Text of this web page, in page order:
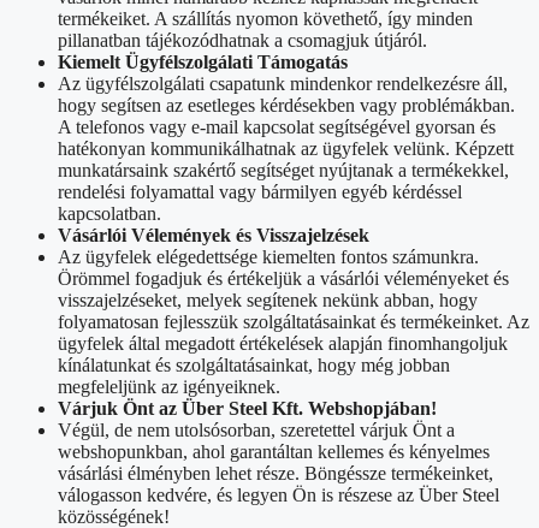
termékeiket. A szállítás nyomon követhető, így minden
pillanatban tájékozódhatnak a csomagjuk útjáról.
Kiemelt Ügyfélszolgálati Támogatás
Az ügyfélszolgálati csapatunk mindenkor rendelkezésre áll,
hogy segítsen az esetleges kérdésekben vagy problémákban.
A telefonos vagy e-mail kapcsolat segítségével gyorsan és
hatékonyan kommunikálhatnak az ügyfelek velünk. Képzett
munkatársaink szakértő segítséget nyújtanak a termékekkel,
rendelési folyamattal vagy bármilyen egyéb kérdéssel
kapcsolatban.
Vásárlói Vélemények és Visszajelzések
Az ügyfelek elégedettsége kiemelten fontos számunkra.
Örömmel fogadjuk és értékeljük a vásárlói véleményeket és
visszajelzéseket, melyek segítenek nekünk abban, hogy
folyamatosan fejlesszük szolgáltatásainkat és termékeinket. Az
ügyfelek által megadott értékelések alapján finomhangoljuk
kínálatunkat és szolgáltatásainkat, hogy még jobban
megfeleljünk az igényeiknek.
Várjuk Önt az Über Steel Kft. Webshopjában!
Végül, de nem utolsósorban, szeretettel várjuk Önt a
webshopunkban, ahol garantáltan kellemes és kényelmes
vásárlási élményben lehet része. Böngéssze termékeinket,
válogasson kedvére, és legyen Ön is részese az Über Steel
közösségének!